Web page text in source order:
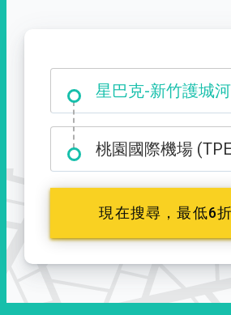
大霸尖山登山口
桃園國際機場
現在搜尋，最低6